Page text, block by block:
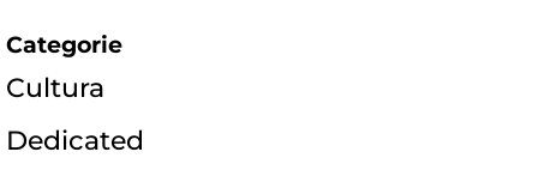
Categorie
Cultura
Dedicated